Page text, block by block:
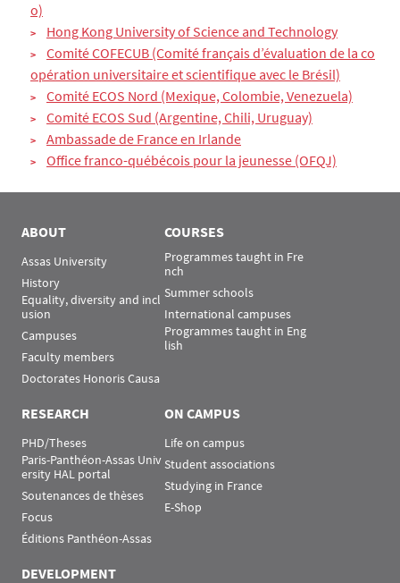
o)
Hong Kong University of Science and Technology
Comité COFECUB (Comité français d’évaluation de la co
opération universitaire et scientifique avec le Brésil)
Comité ECOS Nord (Mexique, Colombie, Venezuela)
Comité ECOS Sud (Argentine, Chili, Uruguay)
Ambassade de France en Irlande
Office franco-québécois pour la jeunesse (OFQJ)
ABOUT
Assas University
History
Equality, diversity and incl
usion
Campuses
Faculty members
Doctorates Honoris Causa
COURSES
Programmes taught in Fre
nch
Summer schools
International campuses
Programmes taught in Eng
lish
RESEARCH
PHD/Theses
Paris-Panthéon-Assas Univ
ersity HAL portal
Soutenances de thèses
Focus
Éditions Panthéon-Assas
ON CAMPUS
Life on campus
Student associations
Studying in France
E-Shop
DEVELOPMENT